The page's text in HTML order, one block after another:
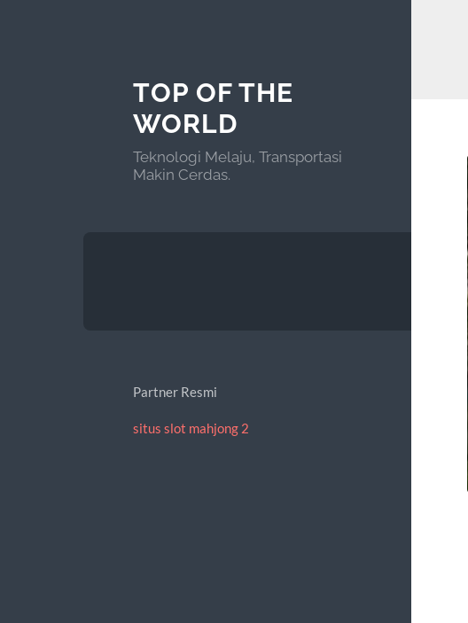
TOP OF THE
WORLD
Teknologi Melaju, Transportasi
Makin Cerdas.
Partner Resmi
situs slot mahjong 2